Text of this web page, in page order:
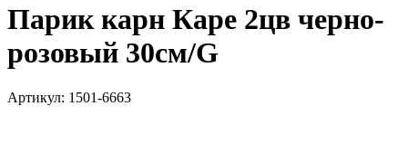
Парик карн Каре 2цв черно-
розовый 30см/G
Артикул: 1501-6663